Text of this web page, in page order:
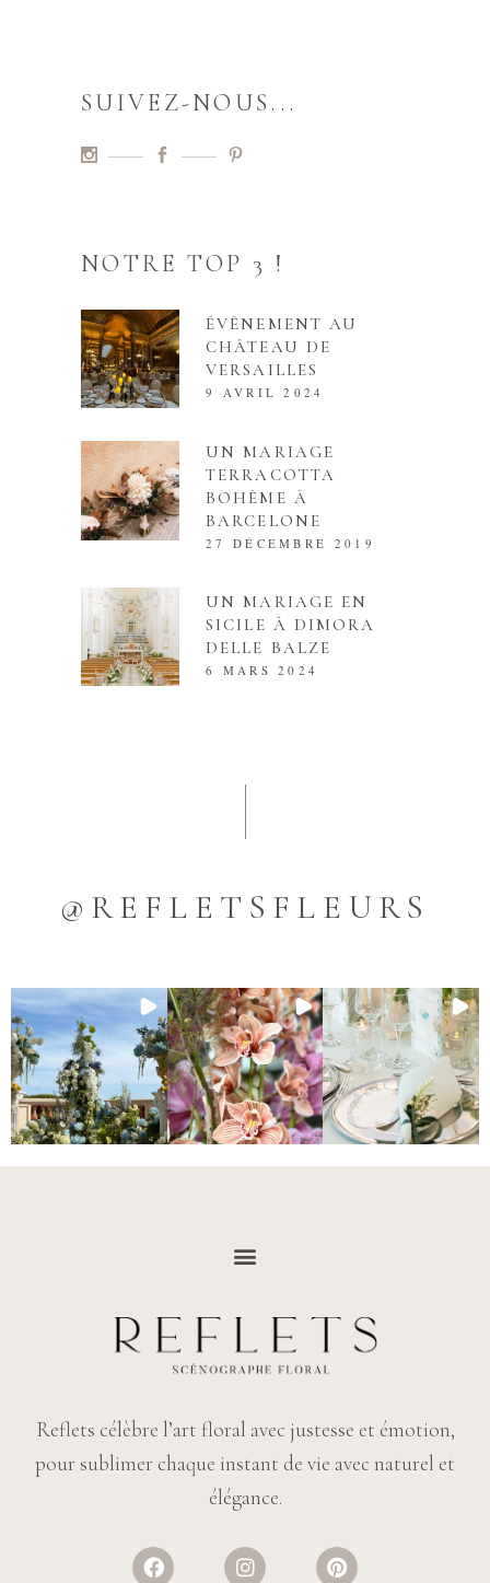
SUIVEZ-NOUS...
NOTRE TOP 3 !
ÉVÈNEMENT AU
CHÂTEAU DE
VERSAILLES
9 AVRIL 2024
UN MARIAGE
TERRACOTTA
BOHÈME À
BARCELONE
27 DÉCEMBRE 2019
UN MARIAGE EN
SICILE À DIMORA
DELLE BALZE
6 MARS 2024
@REFLETSFLEURS
Reflets célèbre l’art floral avec justesse et émotion,
pour sublimer chaque instant de vie avec naturel et
élégance.